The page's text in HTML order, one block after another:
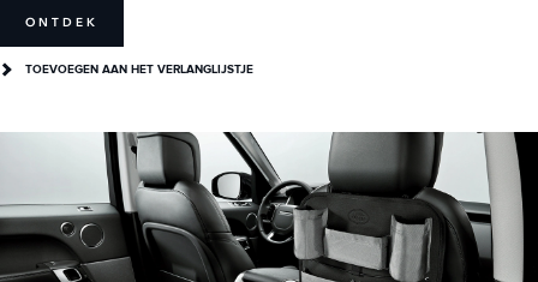
ONTDEK
TOEVOEGEN AAN HET VERLANGLIJSTJE